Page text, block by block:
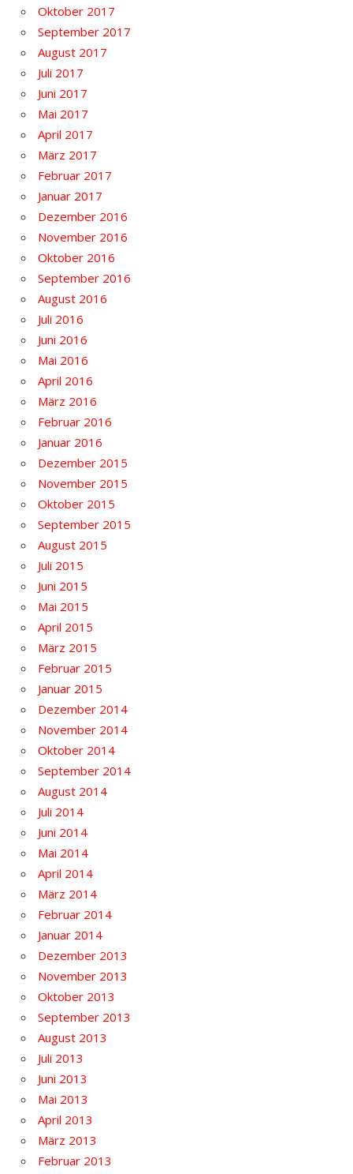
Oktober 2017
September 2017
August 2017
Juli 2017
Juni 2017
Mai 2017
April 2017
März 2017
Februar 2017
Januar 2017
Dezember 2016
November 2016
Oktober 2016
September 2016
August 2016
Juli 2016
Juni 2016
Mai 2016
April 2016
März 2016
Februar 2016
Januar 2016
Dezember 2015
November 2015
Oktober 2015
September 2015
August 2015
Juli 2015
Juni 2015
Mai 2015
April 2015
März 2015
Februar 2015
Januar 2015
Dezember 2014
November 2014
Oktober 2014
September 2014
August 2014
Juli 2014
Juni 2014
Mai 2014
April 2014
März 2014
Februar 2014
Januar 2014
Dezember 2013
November 2013
Oktober 2013
September 2013
August 2013
Juli 2013
Juni 2013
Mai 2013
April 2013
März 2013
Februar 2013